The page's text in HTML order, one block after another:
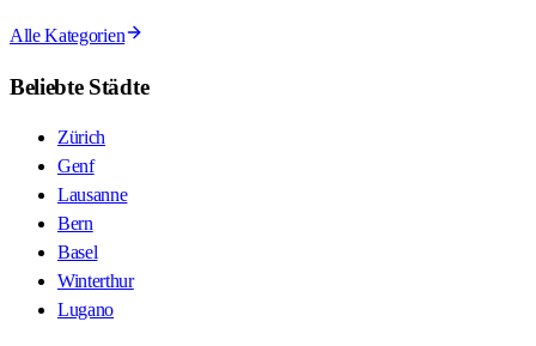
Alle Kategorien
Beliebte Städte
Zürich
Genf
Lausanne
Bern
Basel
Winterthur
Lugano